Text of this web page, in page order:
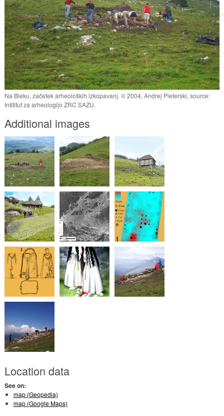
Na Bleku, začetek arheoloških izkopavanj. © 2004, Andrej Pleterski, source:
Inštitut za arheologijo ZRC SAZU.
Additional images
Location data
See on:
map (Geopedia)
map (Google Maps)